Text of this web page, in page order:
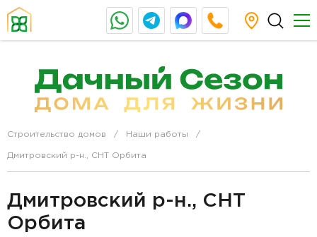
Строительство домов Наши работы
Дмитровский р-н., СНТ Орбита
Дмитровский р-н., СНТ
Орбита